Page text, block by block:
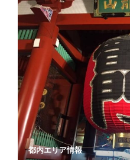
都内エリア情報